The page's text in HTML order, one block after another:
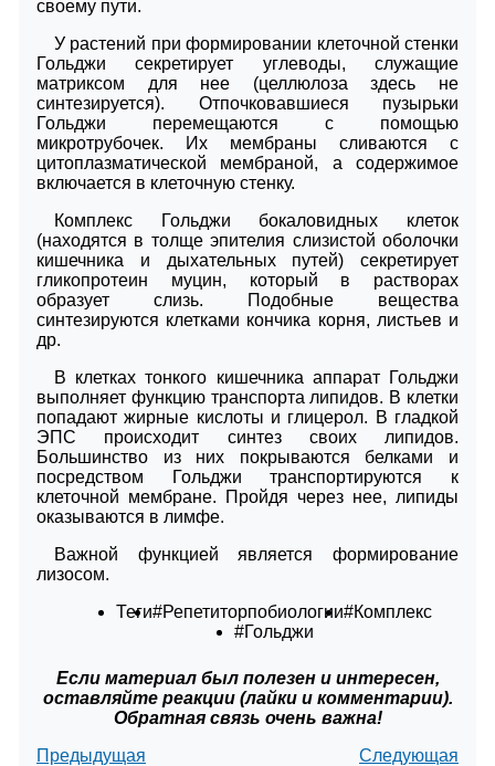
своему пути.
У растений при формировании клеточной стенки
Гольджи секретирует углеводы, служащие
матриксом для нее (целлюлоза здесь не
синтезируется). Отпочковавшиеся пузырьки
Гольджи перемещаются с помощью
микротрубочек. Их мембраны сливаются с
цитоплазматической мембраной, а содержимое
включается в клеточную стенку.
Комплекс Гольджи бокаловидных клеток
(находятся в толще эпителия слизистой оболочки
кишечника и дыхательных путей) секретирует
гликопротеин муцин, который в растворах
образует слизь. Подобные вещества
синтезируются клетками кончика корня, листьев и
др.
В клетках тонкого кишечника аппарат Гольджи
выполняет функцию транспорта липидов. В клетки
попадают жирные кислоты и глицерол. В гладкой
ЭПС происходит синтез своих липидов.
Большинство из них покрываются белками и
посредством Гольджи транспортируются к
клеточной мембране. Пройдя через нее, липиды
оказываются в лимфе.
Важной функцией является формирование
лизосом.
Теги#Репетиторпобиологии#Комплекс
#Гольджи
Если материал был полезен и интересен,
оставляйте реакции (лайки и комментарии).
Обратная связь очень важна!
Предыдущая
Следующая